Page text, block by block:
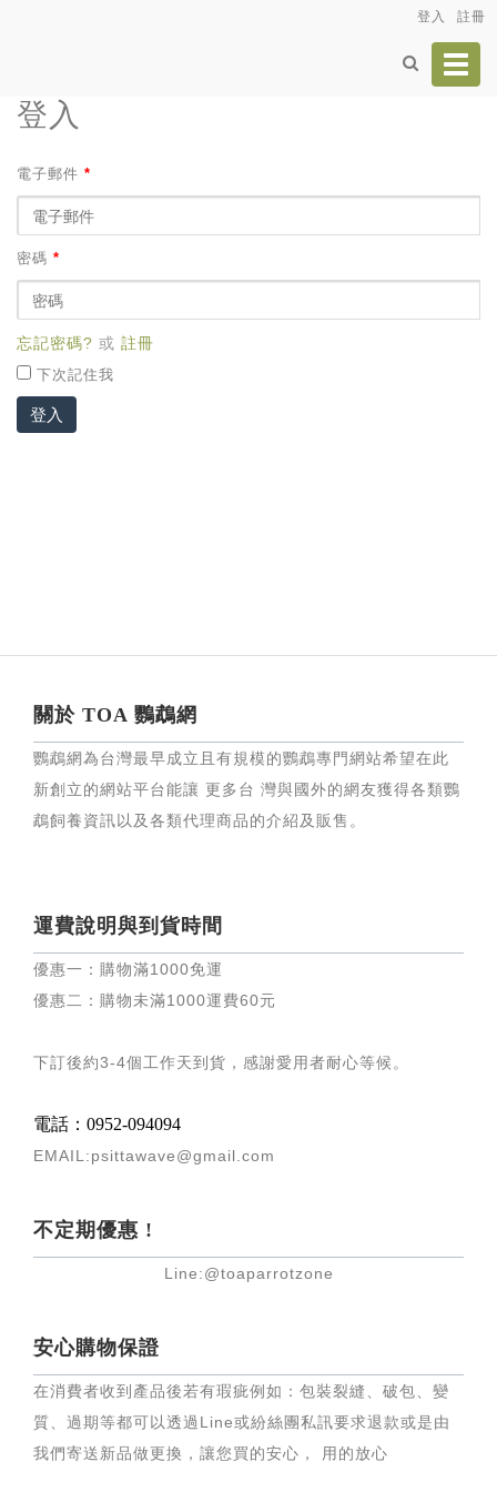
登入 註冊
登入
電子郵件 *
密碼 *
忘記密碼? 或 註冊
下次記住我
登入
關於 TOA 鸚鵡網
鸚鵡網為台灣最早成立且有規模的鸚鵡專門網站希望在此
新創立的網站平台能讓 更多台 灣與國外的網友獲得各類鸚
鵡飼養資訊以及各類代理商品的介紹及販售。
運費說明與到貨時間
優惠一：購物滿1000免運
優惠二：購物未滿1000運費60元
下訂後約3-4個工作天到貨，感謝愛用者耐心等候 。
電話：0952-094094
EMAIL:psittawave@gmail.com
不定期優惠 !
Line:@toaparrotzone
安心購物保證
在消費者收到產品後若有瑕疵例如：包裝裂縫、破包、變
質、過期等都可以透過Line或紛絲團私訊要求退款或是由
我們寄送新品做更換，讓您買的安心， 用的放心